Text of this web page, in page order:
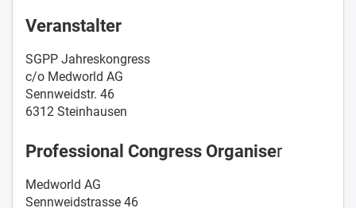
Veranstalter
SGPP Jahreskongress
c/o Medworld AG
Sennweidstr. 46
6312 Steinhausen
Professional Congress Organiser
Medworld AG
Sennweidstrasse 46